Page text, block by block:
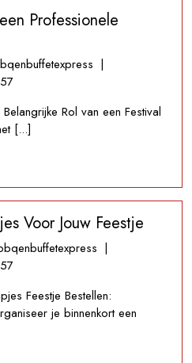
Professionele
De
van
Cateraar
|
Rol van een Festival
[...]
Voor Jouw Feestje
Bestel
Voor
Jouw
|
Feestje Bestellen:
je binnenkort een